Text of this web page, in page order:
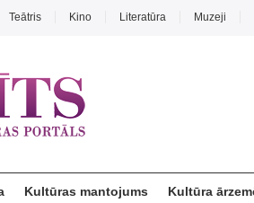
Teātris Kino Literatūra Muzeji
Kultūras mantojums Kultūra